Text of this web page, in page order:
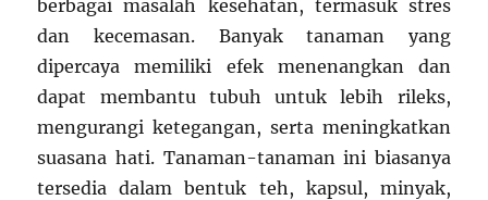
berbagai masalah kesehatan, termasuk stres
dan kecemasan. Banyak tanaman yang
dipercaya memiliki efek menenangkan dan
dapat membantu tubuh untuk lebih rileks,
mengurangi ketegangan, serta meningkatkan
suasana hati. Tanaman-tanaman ini biasanya
tersedia dalam bentuk teh, kapsul, minyak,